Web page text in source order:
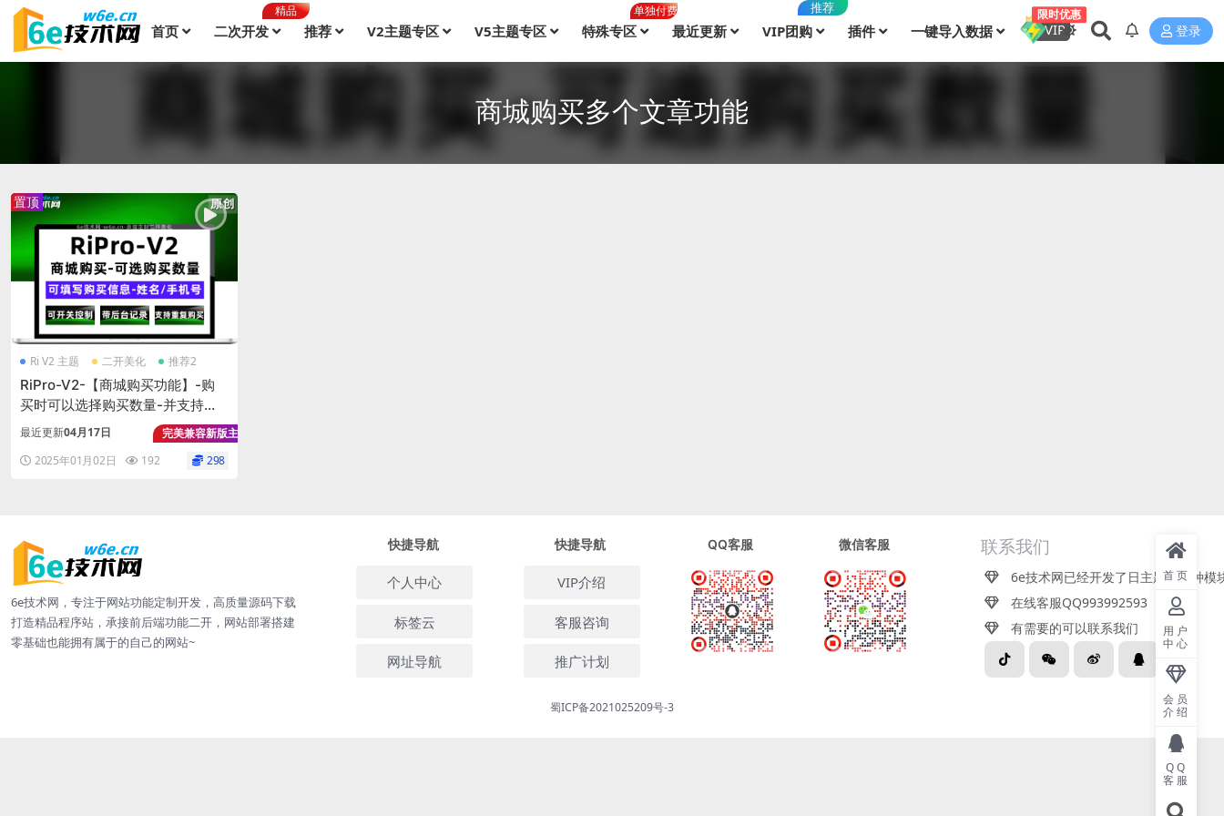
首页 二次开发
精品
推荐 V2主题专区 V5主题专区 特殊专区
单独付费
最近更新 VIP团购
推荐
插件 一键导入数据 VIP
限时优惠
登录
商城购买多个文章功能
Ri V2 主题 二开美化 推荐2
RiPro-V2-【商城购买功能】-购
买时可以选择购买数量-并支持多
次重复购买-每次购买需填写预留
置顶
最近更新04月17日
完美兼容新版主题
2025年01月02日
192 298
6e技术网，专注于网站功能定制开发，高质量源码下载
打造精品程序站，承接前后端功能二开，网站部署搭建
零基础也能拥有属于的自己的网站~
快捷导航
个人中心
标签云
网址导航
快捷导航
VIP介绍
客服咨询
推广计划
QQ客服 微信客服 联系我们
6e技术网已经开发了日主题近百种模
在线客服QQ993992593
有需要的可以联系我们
蜀ICP备2021025209号-3
首页
用户
中心
会员
介绍
QQ
客服